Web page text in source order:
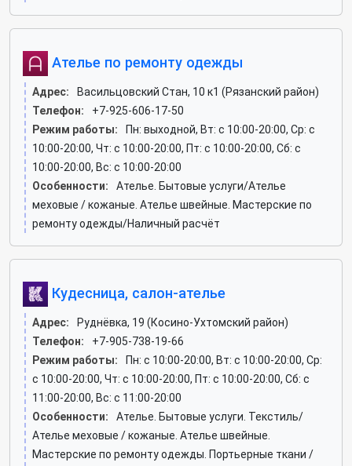
Ателье по ремонту одежды
Адрес:
Васильцовский Стан, 10 к1 (Рязанский район)
Телефон:
+7-925-606-17-50
Режим работы:
Пн: выходной, Вт: c 10:00-20:00, Ср: c
10:00-20:00, Чт: c 10:00-20:00, Пт: c 10:00-20:00, Сб: c
10:00-20:00, Вс: c 10:00-20:00
Особенности:
Ателье. Бытовые услуги/Ателье
меховые / кожаные. Ателье швейные. Мастерские по
ремонту одежды/Наличный расчёт
Кудесница, салон-ателье
Адрес:
Руднёвка, 19 (Косино-Ухтомский район)
Телефон:
+7-905-738-19-66
Режим работы:
Пн: c 10:00-20:00, Вт: c 10:00-20:00, Ср:
c 10:00-20:00, Чт: c 10:00-20:00, Пт: c 10:00-20:00, Сб: c
11:00-20:00, Вс: c 11:00-20:00
Особенности:
Ателье. Бытовые услуги. Текстиль/
Ателье меховые / кожаные. Ателье швейные.
Мастерские по ремонту одежды. Портьерные ткани /